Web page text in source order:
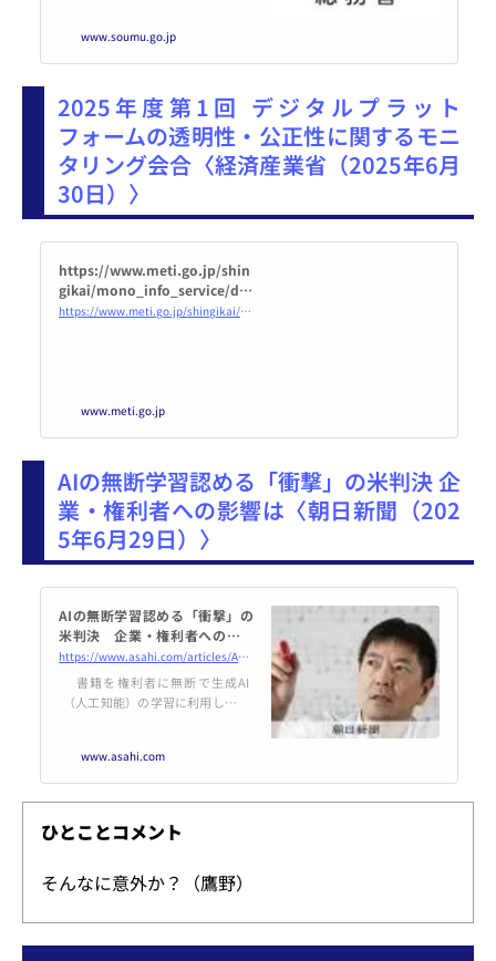
授）」において提示された「デジ
タル空間における情報流通の諸課
りまとめ（案）」について、令和
7年（2025年）7月1日（火）から
同年7月22日（火）までの間、意
見を募集します。
www.soumu.go.jp
2025年度第1回 デジタルプラット
フォームの透明性・公正性に関するモニ
タリング会合〈経済産業省（2025年6月
30日）〉
https://www.meti.go.jp/shin
gikai/mono_info_service/dig
ital_platform_monitoring/20
https://www.meti.go.jp/shingikai/mono_info_service/digital_platform_monitoring/2025_001.html
www.meti.go.jp
AIの無断学習認める「衝撃」の米判決 企
業・権利者への影響は〈朝日新聞（202
5年6月29日）〉
AIの無断学習認める「衝撃」の
米判決 企業・権利者への影響
は：朝日新聞
https://www.asahi.com/articles/AST6V3F9FT6VSFVU0FZM.html
書籍を権利者に無断で生成AI
（人工知能）の学習に利用したこ
相次いだ。今後のAI開発や、創作
にどんな影響をもたらすのか。日
米の著作権法に詳しい…
www.asahi.com
ひとことコメント
そんなに意外か？（鷹野）